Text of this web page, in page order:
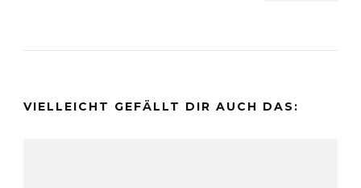
VIELLEICHT GEFÄLLT DIR AUCH DAS: